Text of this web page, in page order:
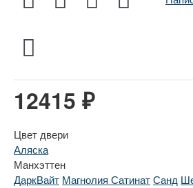
12415 ₽
Цвет двери
Аляска
Манхэттен
ДаркВайт Магнолия СатинатСанд